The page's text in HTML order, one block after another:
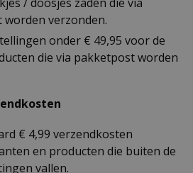
verzonden.
onder € 49,95 voor de
die via pakketpost worden
€ 4,99 verzendkosten
en producten die buiten de
vallen.